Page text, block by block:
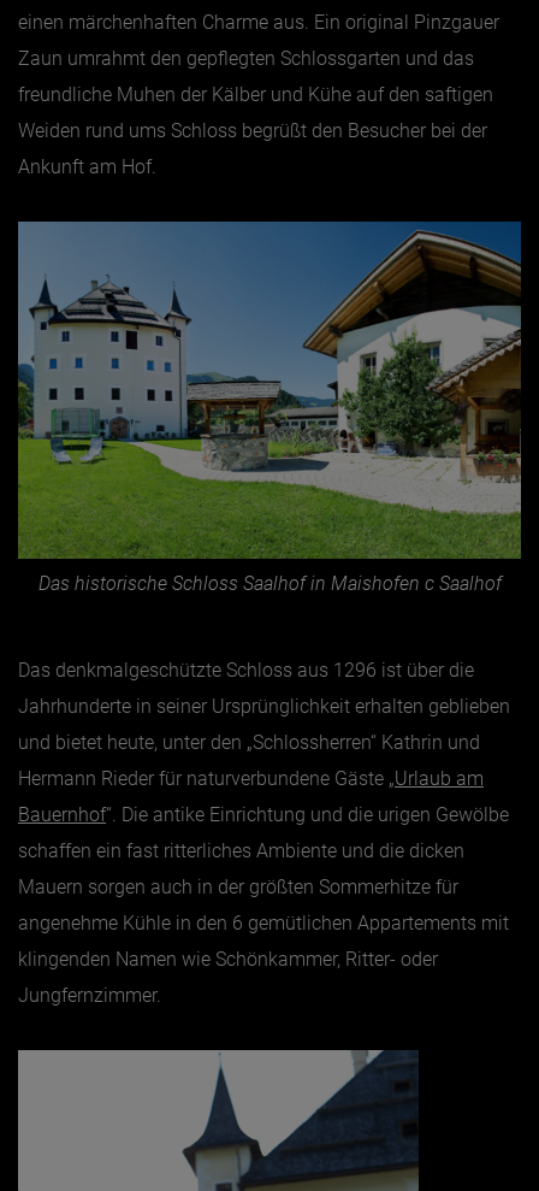
Archiv
BEITRÄGE NACH MONAT
März
Mai
Juni
August
September
Oktober
Dezember
einen märchenhaften Charme aus. Ein original Pinzgauer
Zaun umrahmt den gepflegten Schlossgarten und das
freundliche Muhen der Kälber und Kühe auf den saftigen
Weiden rund ums Schloss begrüßt den Besucher bei der
Ankunft am Hof.
Das historische Schloss Saalhof in Maishofen c Saalhof
Das denkmalgeschützte Schloss aus 1296 ist über die
Jahrhunderte in seiner Ursprünglichkeit erhalten geblieben
und bietet heute, unter den „Schlossherren“ Kathrin und
Hermann Rieder für naturverbundene Gäste „Urlaub am
Bauernhof“. Die antike Einrichtung und die urigen Gewölbe
schaffen ein fast ritterliches Ambiente und die dicken
Mauern sorgen auch in der größten Sommerhitze für
angenehme Kühle in den 6 gemütlichen Appartements mit
klingenden Namen wie Schönkammer, Ritter- oder
Jungfernzimmer.